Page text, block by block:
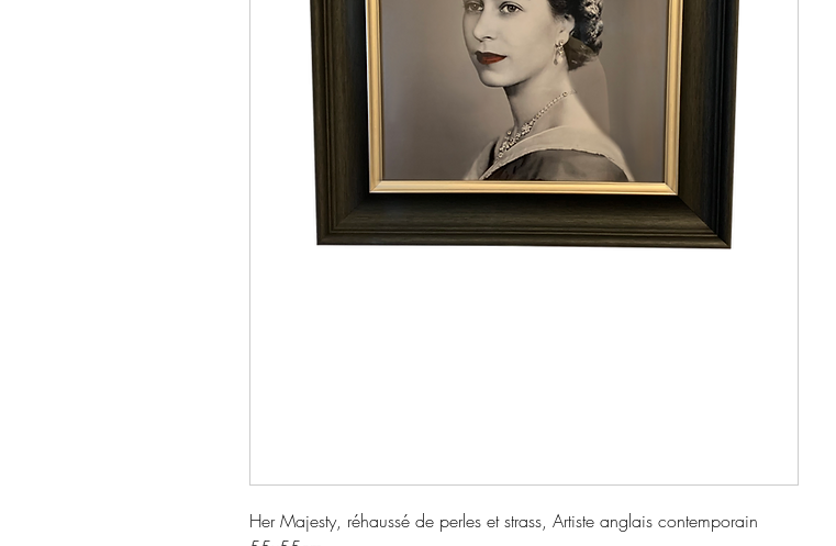
Her Majesty, réhaussé de perles et strass, Artiste anglais contemporain